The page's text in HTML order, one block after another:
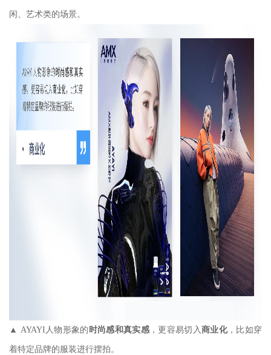
闲、艺术类的场景。
▲ AYAYI人物形象的 时尚感和真实感 ，更容易切入商业化，比如穿
着特定品牌的服装进行摆拍。